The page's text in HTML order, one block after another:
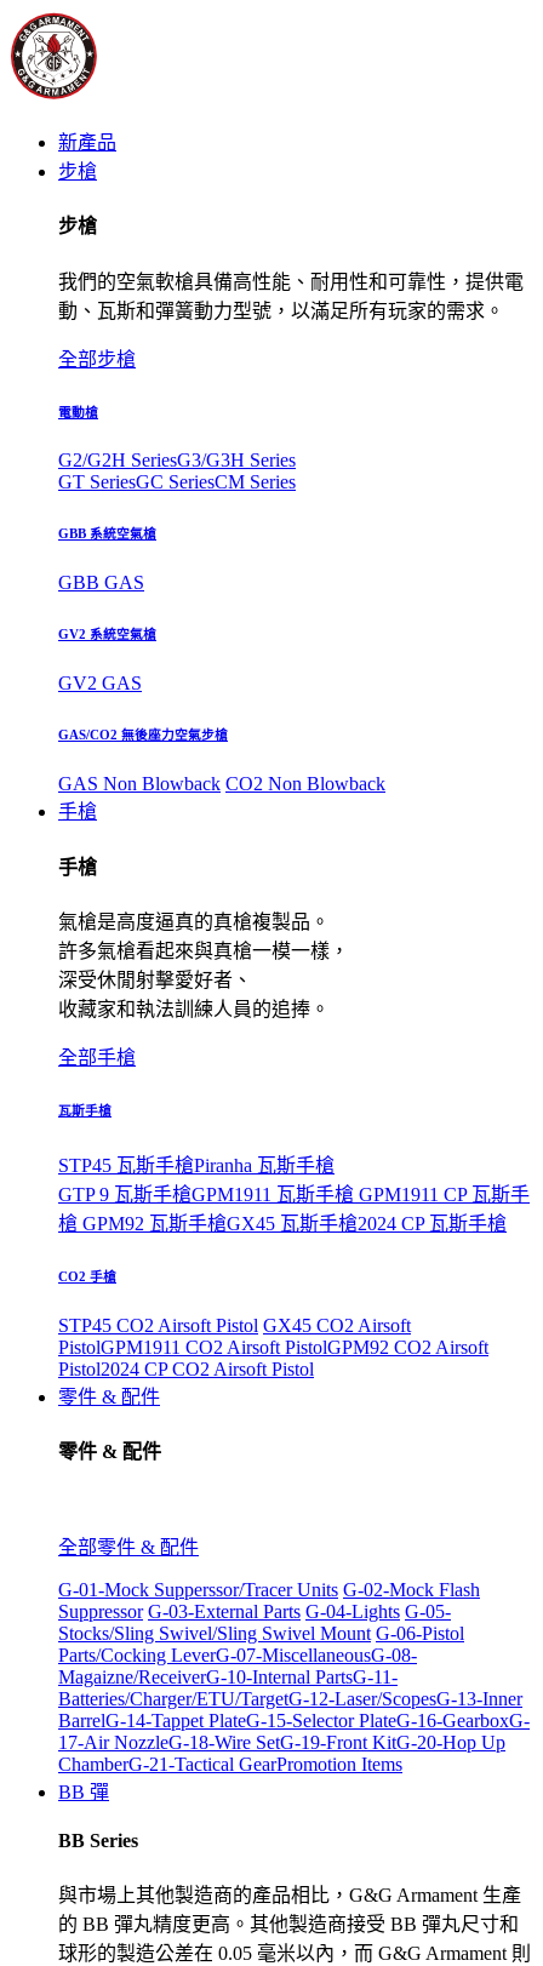
新產品
步槍
步槍
我們的空氣軟槍具備高性能、耐用性和可靠性，提供電
動、瓦斯和彈簧動力型號，以滿足所有玩家的需求。
全部步槍
電動槍
G2/G2H SeriesG3/G3H Series
GT SeriesGC SeriesCM Series
GBB 系統空氣槍
GBB GAS
GV2 系統空氣槍
GV2 GAS
GAS/CO2 無後座力空氣步槍
GAS Non Blowback CO2 Non Blowback
手槍
手槍
氣槍是高度逼真的真槍複製品。
許多氣槍看起來與真槍一模一樣，
深受休閒射擊愛好者、
收藏家和執法訓練人員的追捧。
全部手槍
瓦斯手槍
STP45 瓦斯手槍Piranha 瓦斯手槍
GTP 9 瓦斯手槍GPM1911 瓦斯手槍 GPM1911 CP 瓦斯手
槍 GPM92 瓦斯手槍GX45 瓦斯手槍2024 CP 瓦斯手槍
CO2 手槍
STP45 CO2 Airsoft Pistol GX45 CO2 Airsoft
PistolGPM1911 CO2 Airsoft PistolGPM92 CO2 Airsoft
Pistol2024 CP CO2 Airsoft Pistol
零件 & 配件
零件 & 配件
全部零件 & 配件
G-01-Mock Supperssor/Tracer Units G-02-Mock Flash
Suppressor G-03-External Parts G-04-Lights G-05-
Stocks/Sling Swivel/Sling Swivel Mount G-06-Pistol
Parts/Cocking LeverG-07-MiscellaneousG-08-
Magaizne/ReceiverG-10-Internal PartsG-11-
Batteries/Charger/ETU/TargetG-12-Laser/ScopesG-13-Inner
BarrelG-14-Tappet PlateG-15-Selector PlateG-16-GearboxG-
17-Air NozzleG-18-Wire SetG-19-Front KitG-20-Hop Up
ChamberG-21-Tactical GearPromotion Items
BB 彈
BB Series
與市場上其他製造商的產品相比，G&G Armament 生產
的 BB 彈丸精度更高。其他製造商接受 BB 彈丸尺寸和
球形的製造公差在 0.05 毫米以內，而 G&G Armament 則